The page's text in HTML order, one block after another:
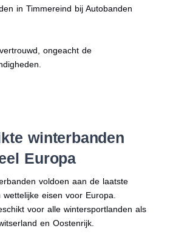
in Timmereind bij Autobanden
ongeacht de
winterbanden
Europa
voldoen aan de laatste
wettelijke eisen voor Europa.
voor alle wintersportlanden als
en Oostenrijk.